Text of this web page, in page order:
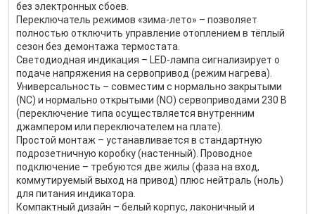
без электронных сбоев.
Переключатель режимов «зима‑лето» – позволяет
полностью отключить управление отоплением в тёплый
сезон без демонтажа термостата.
Светодиодная индикация – LED-лампа сигнализирует о
подаче напряжения на сервопривод (режим нагрева).
Универсальность – совместим с нормально закрытыми
(NC) и нормально открытыми (NO) сервоприводами 230 В
(переключение типа осуществляется внутренним
джампером или переключателем на плате).
Простой монтаж – устанавливается в стандартную
подрозетничную коробку (настенный). Проводное
подключение – требуются две жилы (фаза на вход,
коммутируемый выход на привод) плюс нейтраль (ноль)
для питания индикатора.
Компактный дизайн – белый корпус, лаконичный и